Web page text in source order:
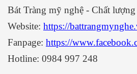
Bát Tràng mỹ nghệ - Chất
Website: https://
Fanpage: https://
Hotline: 0984 997 248